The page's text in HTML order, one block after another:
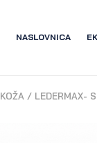
NASLOVNICA
KOŽA / LEDERMAX-